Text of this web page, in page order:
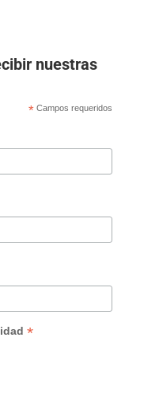
nuestras
* Campos requeridos
*